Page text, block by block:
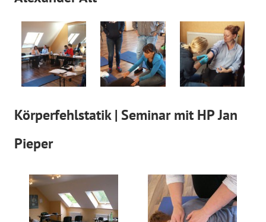
Körperfehlstatik | Seminar mit HP Jan
Pieper